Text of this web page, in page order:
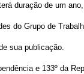
duração de um
do Grupo de
sua publicação.
e 133º da